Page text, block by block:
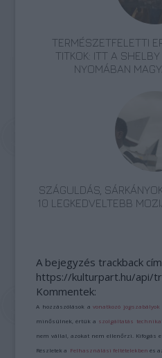
TERMÉSZETFELETTI
TITKOK: ITT A
NYOMÁBAN
SZÁGULDÁS,
10 LEGKEDVELTEBB
A bejegyzés trackback
https://kulturpart.hu/api/
Kommentek:
A hozzászólások avonatkozó jogszabályok
minősülnek, értük a szolgáltatás technikai
nem vállal, azokat nem ellenőrzi. Kifogás
Részletek a Felhasználási feltételekben és